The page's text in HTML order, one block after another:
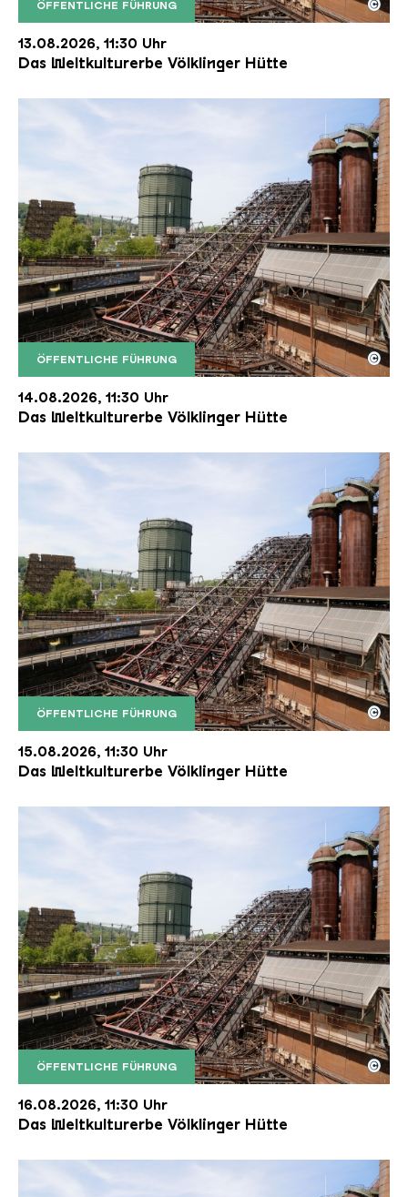
ÖFFENTLICHE FÜHRUNG
Der Erzschrägaufzug der Völklinger Hütte mit
Copyright: Weltkulturerbe Völklinger Hütte | Karl
©
13.08.2026, 11:30 Uhr
Das Weltkulturerbe Völklinger Hütte
ÖFFENTLICHE FÜHRUNG
Der Erzschrägaufzug der Völklinger Hütte mit
Copyright: Weltkulturerbe Völklinger Hütte | Karl
©
14.08.2026, 11:30 Uhr
Das Weltkulturerbe Völklinger Hütte
ÖFFENTLICHE FÜHRUNG
Der Erzschrägaufzug der Völklinger Hütte mit
Copyright: Weltkulturerbe Völklinger Hütte | Karl
©
15.08.2026, 11:30 Uhr
Das Weltkulturerbe Völklinger Hütte
ÖFFENTLICHE FÜHRUNG
Der Erzschrägaufzug der Völklinger Hütte mit
Copyright: Weltkulturerbe Völklinger Hütte | Karl
©
16.08.2026, 11:30 Uhr
Das Weltkulturerbe Völklinger Hütte